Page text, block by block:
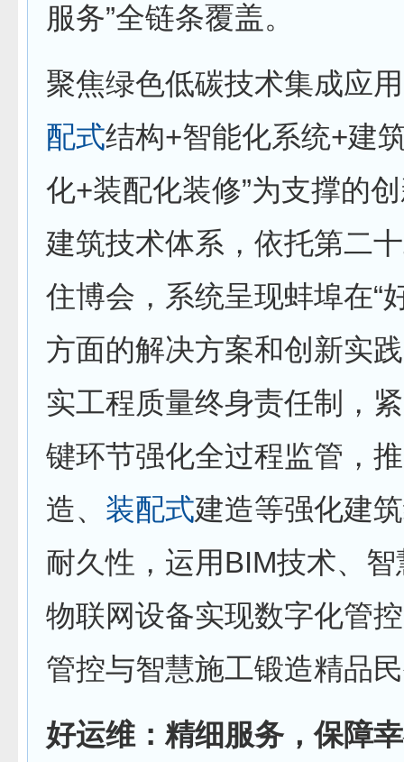
服务”全链条覆盖。
聚焦绿色低碳技术集成应
配式结构+智能化系统+建
化+装配化装修”为支撑的
建筑技术体系，依托第二
住博会，系统呈现蚌埠在“
方面的解决方案和创新实
实工程质量终身责任制，
键环节强化全过程监管，
造、 装配式建造等强化建
耐久性，运用BIM技术、
物联网设备实现数字化管
管控与智慧施工锻造精品
好运维：精细服务，保障